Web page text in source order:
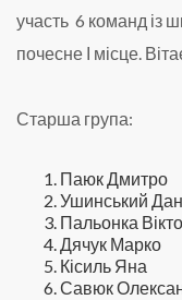
участь 6 команд із
почесне І місце.
Старша група:
Паюк Дмитро
Ушинський
Пальонка
Дячук Марко
Кісиль Яна
Савюк